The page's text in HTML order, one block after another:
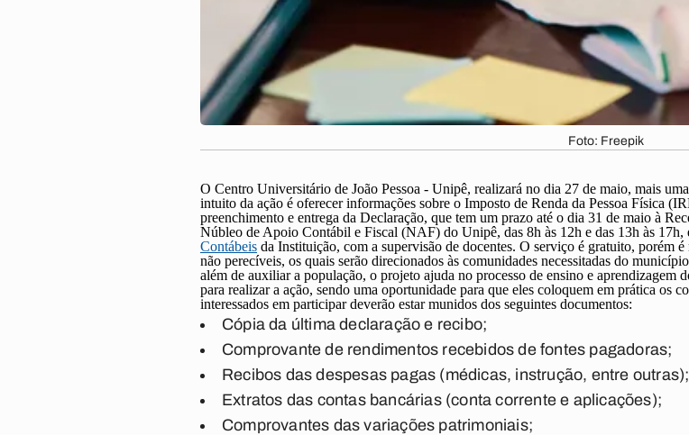
Foto: Freepik
O Centro Universitário de João Pessoa - Unipê, realizará no dia 27 de maio, mais
intuito da ação é oferecer informações sobre o Imposto de Renda da Pessoa Física
preenchimento e entrega da Declaração, que tem um prazo até o dia 31 de maio à
Núbleo de Apoio Contábil e Fiscal (NAF) do Unipê, das 8h às 12h e das 13h às 17h,
Contábeis da Instituição, com a supervisão de docentes. O serviço é gratuito, porém
não perecíveis, os quais serão direcionados às comunidades necessitadas do
além de auxiliar a população, o projeto ajuda no processo de ensino e aprendizagem
para realizar a ação, sendo uma oportunidade para que eles coloquem em prática os
interessados em participar deverão estar munidos dos seguintes documentos:
Cópia da última declaração e recibo;
Comprovante de rendimentos recebidos de fontes pagadoras;
Recibos das despesas pagas (médicas, instrução, entre outras);
Extratos das contas bancárias (conta corrente e aplicações);
Comprovantes das variações patrimoniais;